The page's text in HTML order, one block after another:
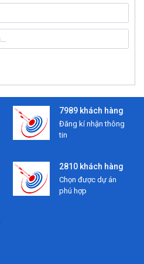
7989 khách hàng
Đăng kí nhận thông
tin
2810 khách hàng
Chọn được dự án
phú hợp